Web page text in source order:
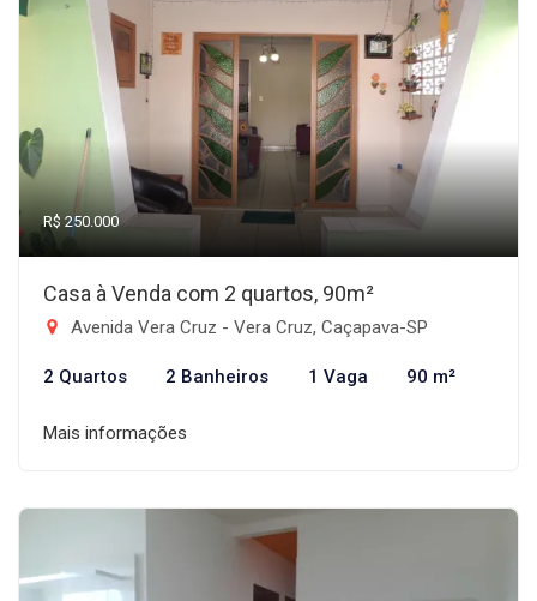
R$ 250.000
Casa à Venda com 2 quartos, 90m²
Avenida Vera Cruz - Vera Cruz, Caçapava-SP
2 Quartos 2 Banheiros 1 Vaga 90 m²
Mais informações